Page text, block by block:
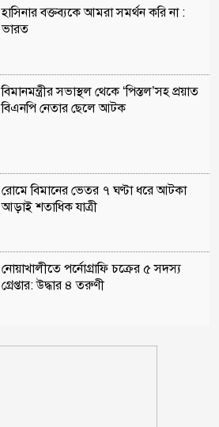
হাসিনার বক্তব্যকে আমরা সমর্থন করি না :
ভারত
বিমানমন্ত্রীর সভাস্থল থেকে ‘পিস্তল’সহ প্রয়াত
বিএনপি নেতার ছেলে আটক
রোমে বিমানের ভেতর ৭ ঘণ্টা ধরে আটকা
আড়াই শতাধিক যাত্রী
নোয়াখালীতে পর্নোগ্রাফি চক্রের ৫ সদস্য
গ্রেপ্তার: উদ্ধার ৪ তরুণী
পঞ্চগড় সদর উপজেলার সাবেক ভাইস